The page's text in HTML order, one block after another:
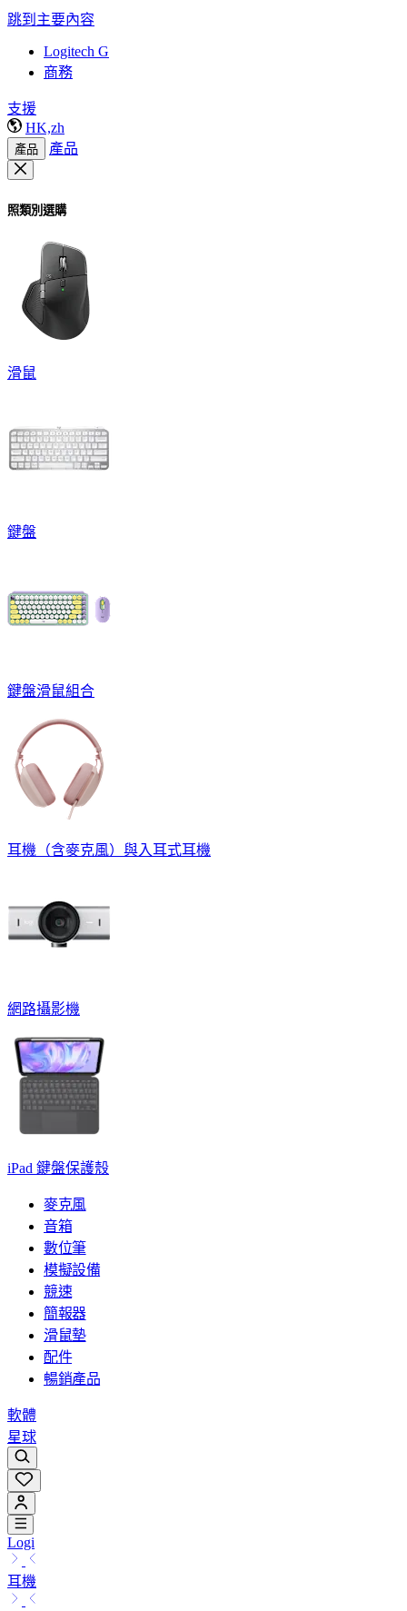
跳到主要內容
Logitech G
商務
支援
HK,zh
產品 產品
照類別選購
滑鼠
鍵盤
鍵盤滑鼠組合
耳機（含麥克風）與入耳式耳機
網路攝影機
iPad 鍵盤保護殼
麥克風
音箱
數位筆
模擬設備
競速
簡報器
滑鼠墊
配件
暢銷產品
軟體
星球
Logi
耳機